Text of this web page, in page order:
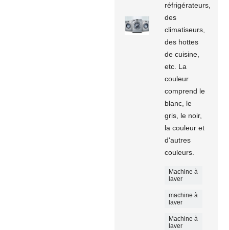
réfrigérateurs,
des
climatiseurs,
des hottes
de cuisine,
etc. La
couleur
comprend le
blanc, le
gris, le noir,
la couleur et
d'autres
couleurs.
Machine à
laver
machine à
laver
Machine à
laver